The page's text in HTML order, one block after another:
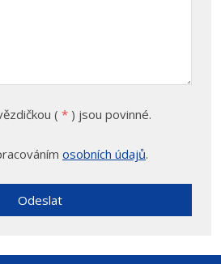
( * ) jsou povinné.
osobních údajů.
Odeslat